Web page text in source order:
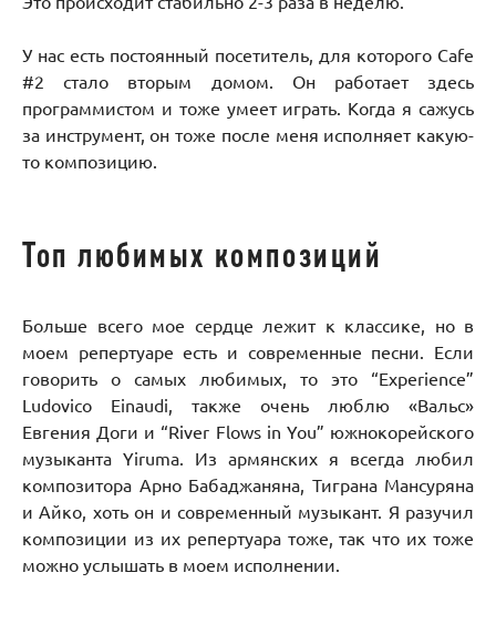
У нас есть постоянный посетитель, для которого Cafe
#2 стало вторым домом. Он работает здесь
программистом и тоже умеет играть. Когда я сажусь
за инструмент, он тоже после меня исполняет какую-
то композицию.
Топ любимых композиций
Больше всего мое сердце лежит к классике, но в
моем репертуаре есть и современные песни. Если
говорить о самых любимых, то это “Experience”
Ludovico Einaudi, также очень люблю «Вальс»
Евгения Доги и “River Flows in You” южнокорейского
музыканта Yiruma. Из армянских я всегда любил
композитора Арно Бабаджаняна, Тиграна Мансуряна
и Айко, хоть он и современный музыкант. Я разучил
композиции из их репертуара тоже, так что их тоже
можно услышать в моем исполнении.